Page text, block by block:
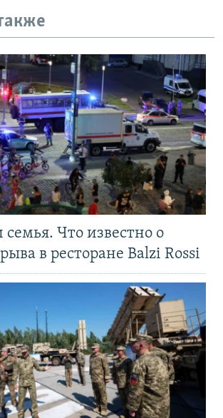
семья. Что известно о
в ресторане Balzi Rossi